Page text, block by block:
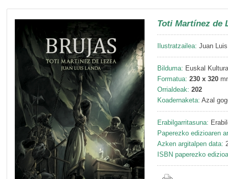
Toti Martínez de
Ilustratzailea: Juan
Bilduma: Euskal
Formatua: 230 x 320
Orrialdeak: 202
Koadernaketa: Azal
Erabilgarritasuna:
Paperezko edizioaren
Azken argitalpen data:
ISBN paperezko